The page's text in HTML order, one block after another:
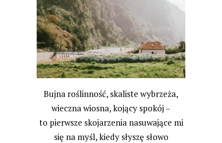
Bujna roślinność, skaliste wybrzeża,
wieczna wiosna, kojący spokój –
to pierwsze skojarzenia nasuwające mi
się na myśl, kiedy słyszę słowo